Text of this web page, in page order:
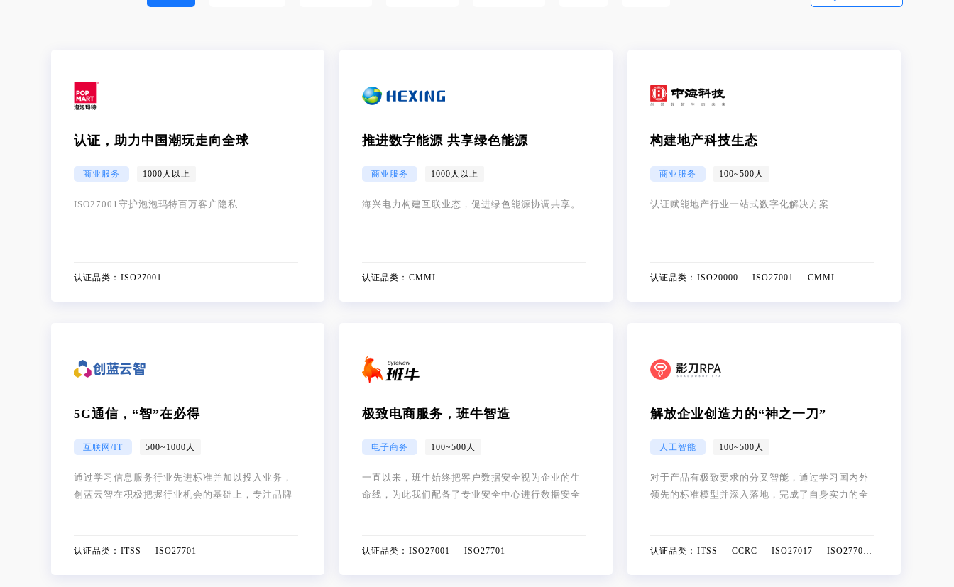
认证，助力中国潮玩走向全球
商业服务 1000人以上
ISO27001守护泡泡玛特百万客户隐私
认证品类： ISO27001
推进数字能源 共享绿色能源
商业服务 1000人以上
海兴电力构建互联业态，促进绿色能源协调共享。
认证品类： CMMI
构建地产科技生态
商业服务 100~500人
认证赋能地产行业一站式数字化解决方案
认证品类： ISO20000 ISO27001 CMMI
5G通信，“智”在必得
互联网/IT 500~1000人
通过学习信息服务行业先进标准并加以投入业务，
创蓝云智在积极把握行业机会的基础上，专注品牌
企业及居民的信息化需求。
认证品类： ITSS ISO27701
极致电商服务，班牛智造
电子商务 100~500人
一直以来，班牛始终把客户数据安全视为企业的生
命线，为此我们配备了专业安全中心进行数据安全
的建设。
认证品类： ISO27001 ISO27701
解放企业创造力的“神之一刀”
人工智能 100~500人
对于产品有极致要求的分叉智能，通过学习国内外
领先的标准模型并深入落地，完成了自身实力的全
认证品类： ITSS CCRC ISO27017 ISO27701